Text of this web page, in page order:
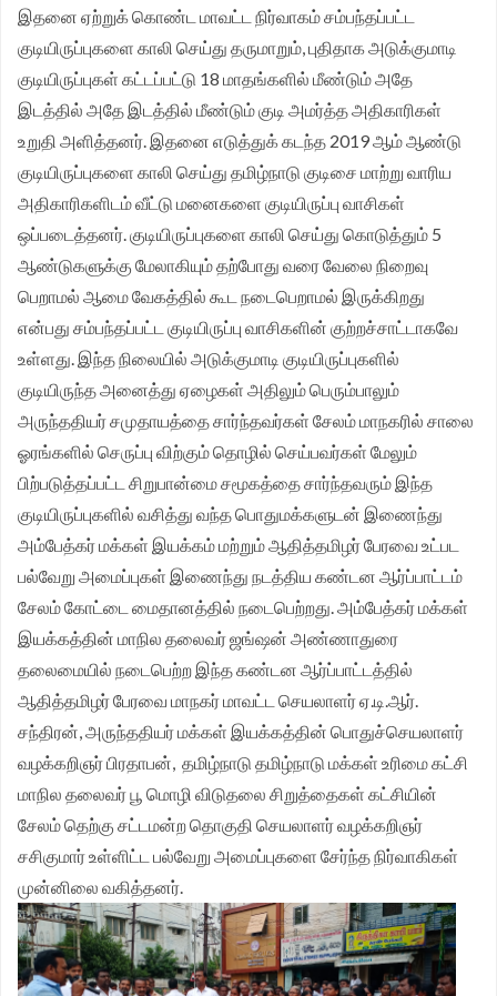
இதனை ஏற்றுக் கொண்ட மாவட்ட நிர்வாகம் சம்பந்தப்பட்ட
குடியிருப்புகளை காலி செய்து தருமாறும், புதிதாக அடுக்குமாடி
குடியிருப்புகள் கட்டப்பட்டு 18 மாதங்களில் மீண்டும் அதே
இடத்தில் அதே இடத்தில் மீண்டும் குடி அமர்த்த அதிகாரிகள்
உறுதி அளித்தனர். இதனை எடுத்துக் கடந்த 2019 ஆம் ஆண்டு
குடியிருப்புகளை காலி செய்து தமிழ்நாடு குடிசை மாற்று வாரிய
அதிகாரிகளிடம் வீட்டு மனைகளை குடியிருப்பு வாசிகள்
ஒப்படைத்தனர். குடியிருப்புகளை காலி செய்து கொடுத்தும் 5
ஆண்டுகளுக்கு மேலாகியும் தற்போது வரை வேலை நிறைவு
பெறாமல் ஆமை வேகத்தில் கூட நடைபெறாமல் இருக்கிறது
என்பது சம்பந்தப்பட்ட குடியிருப்பு வாசிகளின் குற்றச்சாட்டாகவே
உள்ளது. இந்த நிலையில் அடுக்குமாடி குடியிருப்புகளில்
குடியிருந்த அனைத்து ஏழைகள் அதிலும் பெரும்பாலும்
அருந்ததியர் சமுதாயத்தை சார்ந்தவர்கள் சேலம் மாநகரில் சாலை
ஓரங்களில் செருப்பு விற்கும் தொழில் செய்பவர்கள் மேலும்
பிற்படுத்தப்பட்ட சிறுபான்மை சமூகத்தை சார்ந்தவரும் இந்த
குடியிருப்புகளில் வசித்து வந்த பொதுமக்களுடன் இணைந்து
அம்பேத்கர் மக்கள் இயக்கம் மற்றும் ஆதித்தமிழர் பேரவை உட்பட
பல்வேறு அமைப்புகள் இணைந்து நடத்திய கண்டன ஆர்ப்பாட்டம்
சேலம் கோட்டை மைதானத்தில் நடைபெற்றது. அம்பேத்கர் மக்கள்
இயக்கத்தின் மாநில தலைவர் ஜங்ஷன் அண்ணாதுரை
தலைமையில் நடைபெற்ற இந்த கண்டன ஆர்ப்பாட்டத்தில்
ஆதித்தமிழர் பேரவை மாநகர் மாவட்ட செயலாளர் ஏ.டி.ஆர்.
சந்திரன், அருந்ததியர் மக்கள் இயக்கத்தின் பொதுச்செயலாளர்
வழக்கறிஞர் பிரதாபன், தமிழ்நாடு தமிழ்நாடு மக்கள் உரிமை கட்சி
மாநில தலைவர் பூ மொழி விடுதலை சிறுத்தைகள் கட்சியின்
சேலம் தெற்கு சட்டமன்ற தொகுதி செயலாளர் வழக்கறிஞர்
சசிகுமார் உள்ளிட்ட பல்வேறு அமைப்புகளை சேர்ந்த நிர்வாகிகள்
முன்னிலை வகித்தனர்.